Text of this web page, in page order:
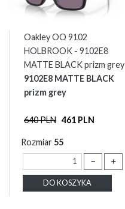
Oakley OO 9102
HOLBROOK - 9102E8
MATTE BLACK prizm grey
9102E8 MATTE BLACK
prizm grey
640 PLN 461 PLN
Rozmiar 55
－ ＋
DO KOSZYKA